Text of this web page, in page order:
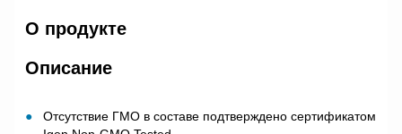
О продукте
Описание
Отсутствие ГМО в составе подтверждено сертификатом